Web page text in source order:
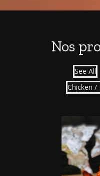
Nos
See All
Chicken /